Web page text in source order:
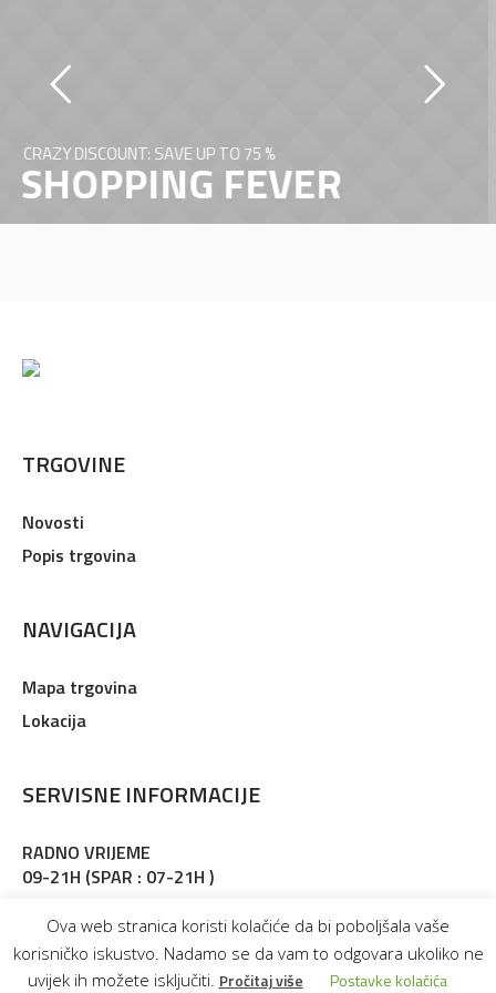
FEVER
SAVE UP TO 75 %
TRGOVINE
Novosti
Popis trgovina
NAVIGACIJA
Mapa trgovina
Lokacija
SERVISNE INFORMACIJE
RADNO VRIJEME
09-21H (SPAR : 07-21H )
Ova web stranica koristi kolačiće da bi poboljšala vaše
korisničko iskustvo. Nadamo se da vam to odgovara ukoliko ne
uvijek ih možete isključiti. Pročitaj više Postavke kolačića